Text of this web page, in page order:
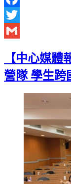
Facebook
Twitter
【中心媒
營隊 學生跨